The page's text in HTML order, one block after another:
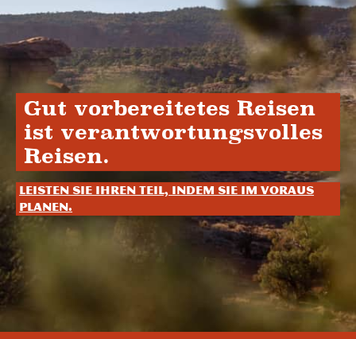
Gut vorbereitetes Reisen
ist verantwortungsvolles
Reisen.
Leisten Sie Ihren Teil, indem Sie im Voraus
planen.